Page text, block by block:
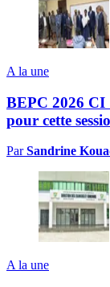
A la une
BEPC 2026 CI
pour cette
ParSandrine
A la une